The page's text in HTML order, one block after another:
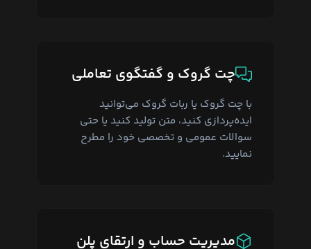
چت گروک و گفتگوی تعاملی
با چت گروک یا ربات گروک می‌توانید
ایده‌پردازی کنید، متن تولید کنید یا حتی
سوالات عمومی و تخصصی خود را مطرح
نمایید.
مدیریت حساب و ارتقای پلن